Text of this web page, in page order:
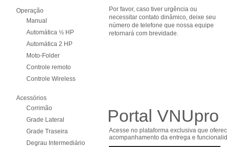
Operação
Manual
Automática ½ HP
Automática 2 HP
Moto-Folder
Controle remoto
Controle Wireless
Acessórios
Corrimão
Grade Lateral
Grade Traseira
Degrau Intermediário
Por favor, caso tiver urgência ou
necessitar contato dinâmico, deixe seu
número de telefone que nossa equipe
retornará com brevidade.
Portal VNUpro
Acesse no plataforma exclusiva que
acompanhamento da entrega e